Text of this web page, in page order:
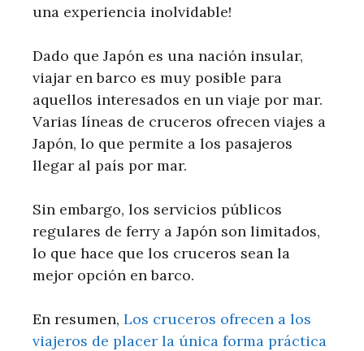
una experiencia inolvidable!
Dado que Japón es una nación insular,
viajar en barco es muy posible para
aquellos interesados ​​en un viaje por mar.
Varias líneas de cruceros ofrecen viajes a
Japón, lo que permite a los pasajeros
llegar al país por mar.
Sin embargo, los servicios públicos
regulares de ferry a Japón son limitados,
lo que hace que los cruceros sean la
mejor opción en barco.
En resumen, Los cruceros ofrecen a los
viajeros de placer la única forma práctica